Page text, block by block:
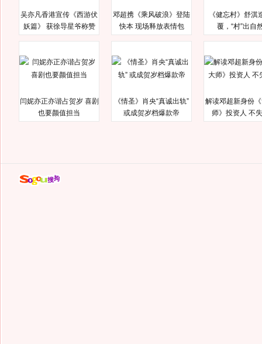
吴亦凡香港宣传《西游伏
妖篇》 获徐导星爷称赞
邓超携《乘风破浪》登陆
快本 现场释放表情包
《健忘村》舒淇
覆，“村”出自
闫妮亦正亦谐占贺岁 喜剧
也要颜值担当
《情圣》肖央“真诚出轨”
或成贺岁档爆款帝
解读邓超新身份
师》投资人 不